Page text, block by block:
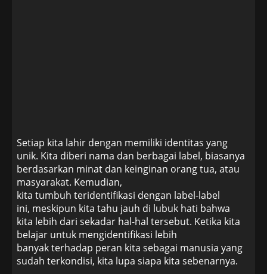
Setiap kita lahir dengan memiliki identitas yang
unik. Kita diberi nama dan berbagai label, biasanya
berdasarkan minat dan keinginan orang tua, atau
masyarakat. Kemudian,
kita tumbuh teridentifikasi dengan label-label
ini, meskipun kita tahu jauh di lubuk hati bahwa
kita lebih dari sekadar hal-hal tersebut. Ketika kita
belajar untuk mengidentifikasi lebih
banyak terhadap peran kita sebagai manusia yang
sudah terkondisi, kita lupa siapa kita sebenarnya.